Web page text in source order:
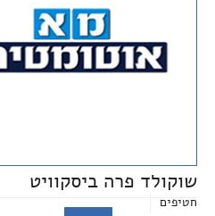
שוקולד פרה ביסקוויט
חטיפים